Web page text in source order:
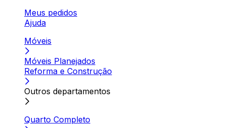
Meus pedidos
Ajuda
Móveis
Móveis Planejados
Reforma e Construção
Outros departamentos
Quarto Completo